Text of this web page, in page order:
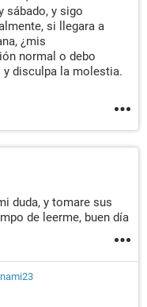
sábado, y sigo
si llegara a
¿mis
normal o debo
y disculpa la molestia.
duda, y tomare sus
de leerme, buen día